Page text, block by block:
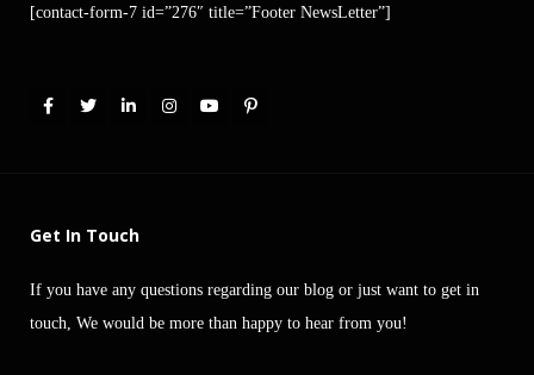
[contact-form-7 id=”276″ title=”Footer NewsLetter”]
Get In Touch
If you have any questions regarding our blog or just want to get in
touch, We would be more than happy to hear from you!